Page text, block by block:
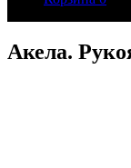
Акела.